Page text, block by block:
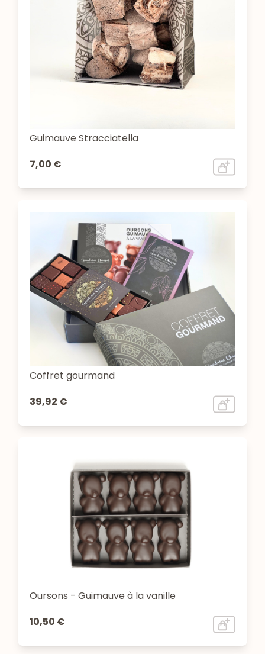
Guimauve Stracciatella
7,00 €
Coffret gourmand
39,92 €
Oursons - Guimauve à la vanille
10,50 €